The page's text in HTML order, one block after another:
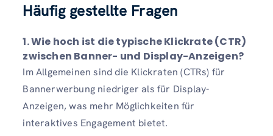
Häufig gestellte Fragen
1. Wie hoch ist die typische Klickrate (CTR)
zwischen Banner- und Display-Anzeigen?
Im Allgemeinen sind die Klickraten (CTRs) für
Bannerwerbung niedriger als für Display-
Anzeigen, was mehr Möglichkeiten für
interaktives Engagement bietet.